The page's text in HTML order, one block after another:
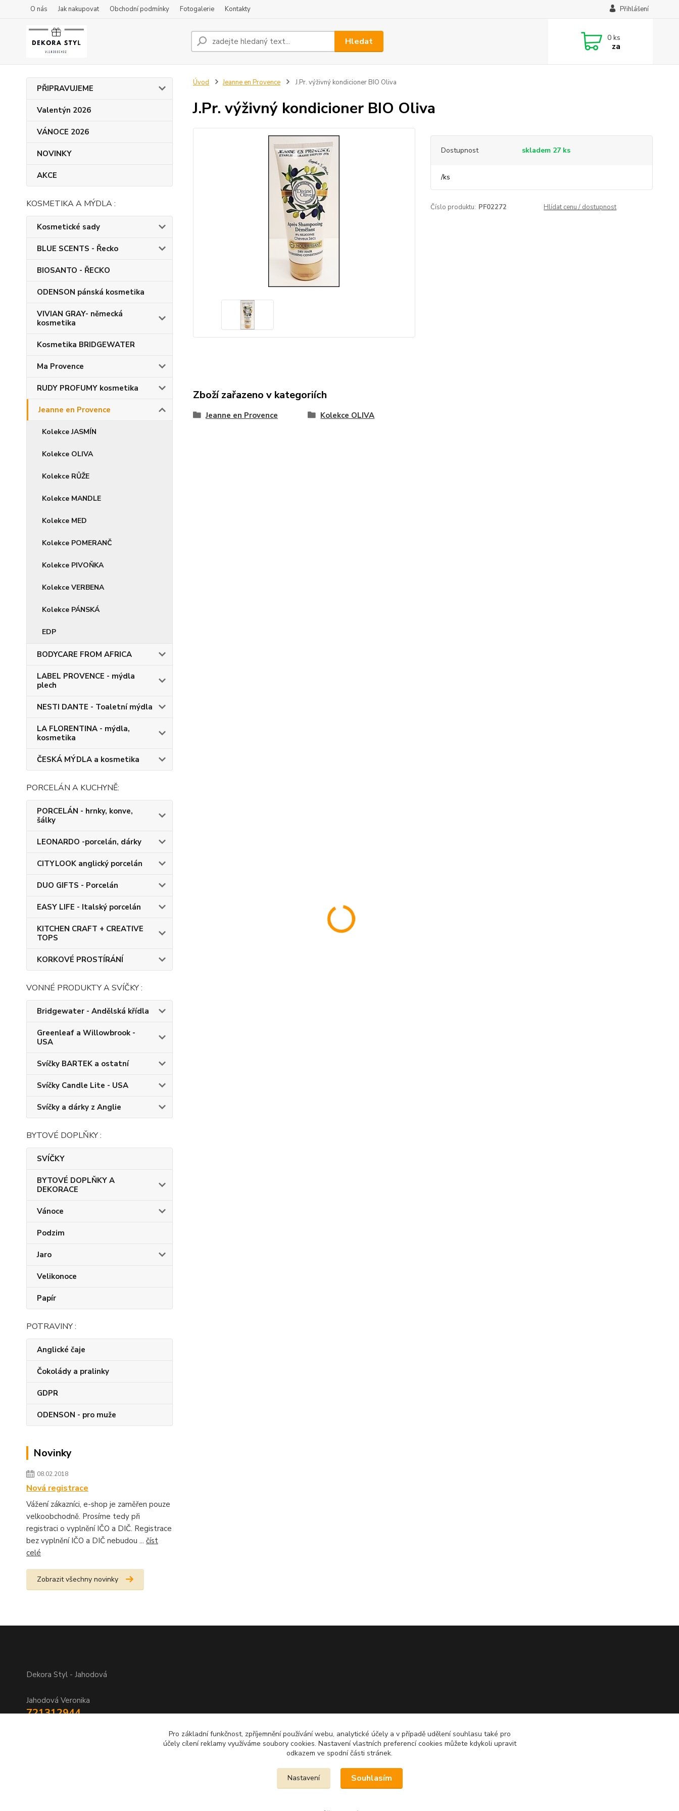
O nás Jak nakupovat Obchodní podmínky Fotogalerie Kontakty Přihlášení
Hledat 0 ks
za
PŘIPRAVUJEME
Valentýn 2026
VÁNOCE 2026
NOVINKY
AKCE
KOSMETIKA A MÝDLA :
Kosmetické sady
BLUE SCENTS - Řecko
BIOSANTO - ŘECKO
ODENSON pánská kosmetika
VIVIAN GRAY- německá
kosmetika
Kosmetika BRIDGEWATER
Ma Provence
RUDY PROFUMY kosmetika
Jeanne en Provence
Kolekce JASMÍN
Kolekce OLIVA
Kolekce RŮŽE
Kolekce MANDLE
Kolekce MED
Kolekce POMERANČ
Kolekce PIVOŇKA
Kolekce VERBENA
Kolekce PÁNSKÁ
EDP
BODYCARE FROM AFRICA
LABEL PROVENCE - mýdla
plech
NESTI DANTE - Toaletní mýdla
LA FLORENTINA - mýdla,
kosmetika
ČESKÁ MÝDLA a kosmetika
PORCELÁN A KUCHYNĚ:
PORCELÁN - hrnky, konve,
šálky
LEONARDO -porcelán, dárky
CITYLOOK anglický porcelán
DUO GIFTS - Porcelán
EASY LIFE - Italský porcelán
KITCHEN CRAFT + CREATIVE
TOPS
KORKOVÉ PROSTÍRÁNÍ
VONNÉ PRODUKTY A SVÍČKY :
Bridgewater - Andělská křídla
Greenleaf a Willowbrook -
USA
Svíčky BARTEK a ostatní
Svíčky Candle Lite - USA
Svíčky a dárky z Anglie
BYTOVÉ DOPLŇKY :
SVÍČKY
BYTOVÉ DOPLŇKY A
DEKORACE
Vánoce
Podzim
Jaro
Velikonoce
Papír
POTRAVINY :
Anglické čaje
Čokolády a pralinky
GDPR
ODENSON - pro muže
Novinky
08.02.2018
Nová registrace
Vážení zákazníci, e-shop je zaměřen pouze
velkoobchodně. Prosíme tedy při
registraci o vyplnění IČO a DIČ. Registrace
bez vyplnění IČO a DIČ nebudou ... číst
celé
Zobrazit všechny novinky
Úvod Jeanne en Provence J.Pr. výživný kondicioner BIO Oliva
J.Pr. výživný kondicioner BIO Oliva
Dostupnost skladem 27 ks
/ks
Číslo produktu: PF02272 Hlídat cenu / dostupnost
Zboží zařazeno v kategoriích
Jeanne en Provence Kolekce OLIVA
Dekora Styl - Jahodová
Jahodová Veronika
721312944
Pro základní funkčnost, zpříjemnění používání webu, analytické účely a v případě udělení souhlasu také pro
účely cílení reklamy využíváme soubory cookies. Nastavení vlastních preferencí cookies můžete kdykoli upravit
odkazem ve spodní části stránek.
Nastavení Souhlasím